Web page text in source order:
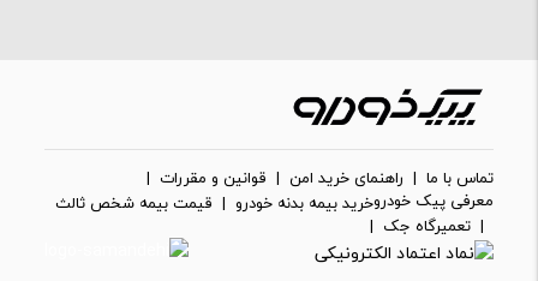
تماس با ما | راهنمای خرید امن | قوانین و مقررات |
معرفی پیک خودروخرید بیمه بدنه خودرو | قیمت بیمه شخص ثالث
|تعمیرگاه جک |